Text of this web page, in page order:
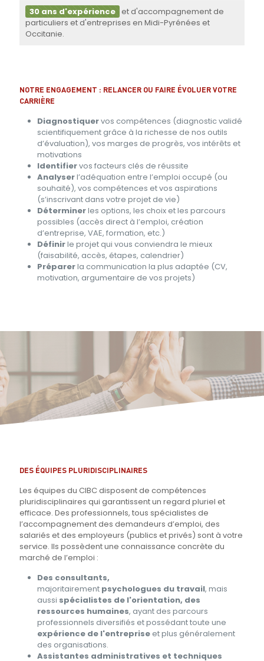
30 ans d'expérience et d'accompagnement de
particuliers et d'entreprises en Midi-Pyrénées et
Occitanie.
NOTRE ENGAGEMENT : RELANCER OU FAIRE ÉVOLUER VOTRE
CARRIÈRE
Diagnostiquervos compétences (diagnostic validé
scientifiquement grâce à la richesse de nos outils
d’évaluation), vos marges de progrès, vos intérêts et
motivations
Identifiervos facteurs clés de réussite
Analyserl’adéquation entre l’emploi occupé (ou
souhaité), vos compétences et vos aspirations
(s’inscrivant dans votre projet de vie)
Déterminerles options, les choix et les parcours
possibles (accès direct à l’emploi, création
d’entreprise, VAE, formation, etc.)
Définirle projet qui vous conviendra le mieux
(faisabilité, accès, étapes, calendrier)
Préparerla communication la plus adaptée (CV,
motivation, argumentaire de vos projets)
DES ÉQUIPES PLURIDISCIPLINAIRES
Les équipes du CIBC disposent de compétences
pluridisciplinaires qui garantissent un regard pluriel et
efficace. Des professionnels, tous spécialistes de
l’accompagnement des demandeurs d’emploi, des
salariés et des employeurs (publics et privés) sont à votre
service. Ils possèdent une connaissance concrète du
marché de l’emploi :
Des consultants,
majoritairement psychologues du travail, mais
aussi spécialistes de l'orientation, des
ressources humaines, ayant des parcours
professionnels diversifiés et possédant toute une
expérience de l'entreprise et plus généralement
des organisations.
Assistantes administratives et techniques